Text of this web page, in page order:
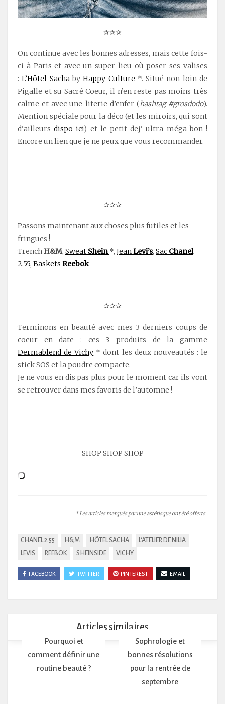
✰✰✰
On continue avec les bonnes adresses, mais cette fois-
ci à Paris et avec un super lieu où poser ses valises
:L’Hôtel SachabyHappy Culture *. Situé non loin de
Pigalle et su Sacré Coeur, il n’en reste pas moins très
calme et avec une literie d’enfer (hashtag #grosdodo).
Mention spéciale pour la déco (et les miroirs, qui sont
d’ailleursdispo ici) et le petit-dej’ ultra méga bon !
Encore un lien que je ne peux que vous recommander.
✰✰✰
Passons maintenant aux choses plus futiles et les
fringues !
Trench H&M, Sweat Shein*, JeanLevi’s, Sac Chanel
2.55, Baskets Reebok
✰✰✰
Terminons en beauté avec mes 3 derniers coups de
coeur en date : ces 3 produits de la gamme
Dermablend de Vichy * dont les deux nouveautés : le
stick SOS et la poudre compacte.
Je ne vous en dis pas plus pour le moment car ils vont
se retrouver dans mes favoris de l’automne !
SHOP SHOP SHOP
* Les articles marqués par une astérisque ont été offerts.
CHANEL 2.55 H&M HÔTEL SACHA
L'ATELIER DE NILIA
LEVIS
REEBOK SHEINSIDE VICHY
FACEBOOK TWITTER PINTEREST EMAIL
Articles similaires
Pourquoi et
comment définir une
routine beauté ?
Sophrologie et
bonnes résolutions
pour la rentrée de
septembre